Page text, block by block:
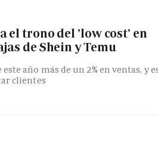
el trono del 'low cost' en
de Shein y Temu
año más de un 2% en ventas, y
clientes